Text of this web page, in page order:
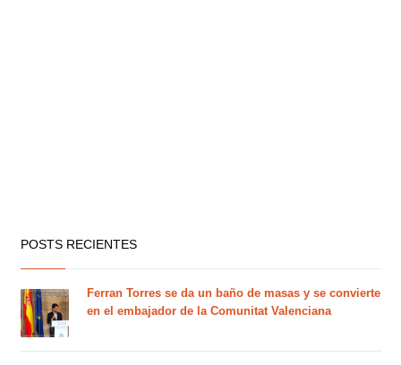
POSTS RECIENTES
Ferran Torres se da un baño de masas y se convierte
en el embajador de la Comunitat Valenciana